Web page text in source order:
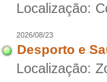
Localização:
2026/08/23
Desporto e
Localização: